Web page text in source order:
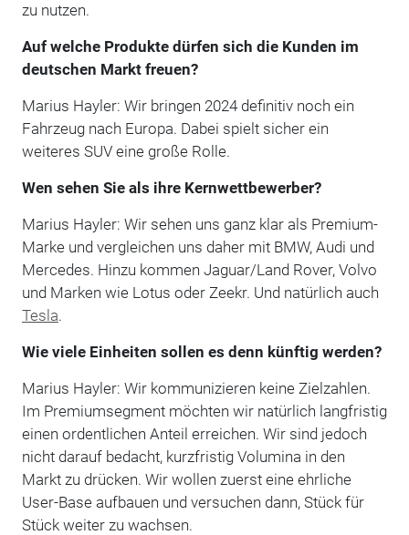
zu nutzen.
Auf welche Produkte dürfen sich die Kunden im
deutschen Markt freuen?
Marius Hayler: Wir bringen 2024 definitiv noch ein
Fahrzeug nach Europa. Dabei spielt sicher ein
weiteres SUV eine große Rolle.
Wen sehen Sie als ihre Kernwettbewerber?
Marius Hayler: Wir sehen uns ganz klar als Premium-
Marke und vergleichen uns daher mit BMW, Audi und
Mercedes. Hinzu kommen Jaguar/Land Rover, Volvo
und Marken wie Lotus oder Zeekr. Und natürlich auch
Tesla.
Wie viele Einheiten sollen es denn künftig werden?
Marius Hayler: Wir kommunizieren keine Zielzahlen.
Im Premiumsegment möchten wir natürlich langfristig
einen ordentlichen Anteil erreichen. Wir sind jedoch
nicht darauf bedacht, kurzfristig Volumina in den
Markt zu drücken. Wir wollen zuerst eine ehrliche
User-Base aufbauen und versuchen dann, Stück für
Stück weiter zu wachsen.